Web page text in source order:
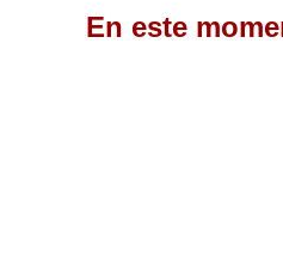
En este